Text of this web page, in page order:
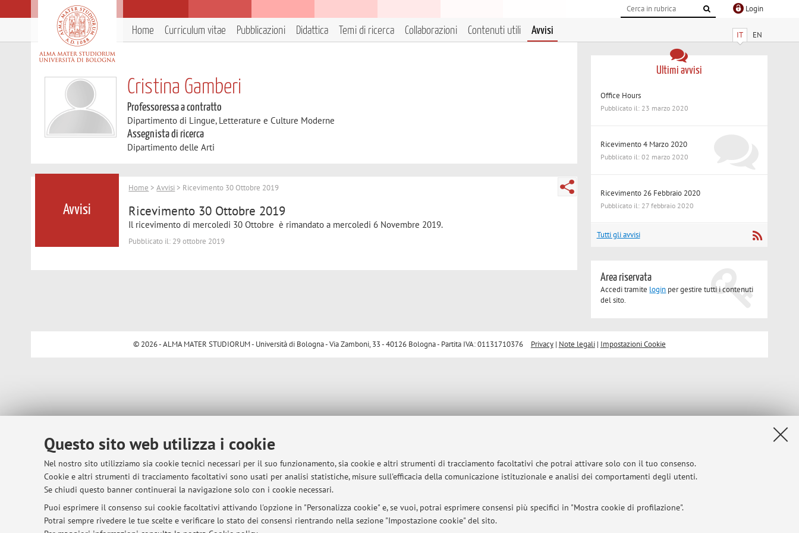
Questo sito web utilizza i cookie
Nel nostro sito utilizziamo sia cookie tecnici necessari per il suo funzionamento, sia cookie e altri strumenti di tracciamento facoltativi che potrai attivare solo con il tuo consenso.
Cookie e altri strumenti di tracciamento facoltativi sono usati per analisi statistiche, misure sull'efficacia della comunicazione istituzionale e analisi dei comportamenti degli utenti.
Se chiudi questo banner continuerai la navigazione solo con i cookie necessari.
Puoi esprimere il consenso sui cookie facoltativi attivando l'opzione in "Personalizza cookie" e, se vuoi, potrai esprimere consensi più specifici in "Mostra cookie di profilazione".
Potrai sempre rivedere le tue scelte e verificare lo stato dei consensi rientrando nella sezione "Impostazione cookie" del sito.
Login
IT EN
Home Curriculum vitae Pubblicazioni Didattica Temi di ricerca Collaborazioni Contenuti utili Avvisi
Cristina Gamberi
Professoressa a contratto
Dipartimento di Lingue, Letterature e Culture Moderne
Assegnista di ricerca
Dipartimento delle Arti
Avvisi
Home >Avvisi > Ricevimento 30 Ottobre 2019
Ricevimento 30 Ottobre 2019
Il ricevimento di mercoledi 30 Ottobre è rimandato a mercoledi 6 Novembre 2019.
Pubblicato il: 29 ottobre 2019
Ultimi avvisi
Office Hours
Pubblicato il: 23 marzo 2020
Ricevimento 4 Marzo 2020
Pubblicato il: 02 marzo 2020
Ricevimento 26 Febbraio 2020
Pubblicato il: 27 febbraio 2020
Tutti gli avvisi
Area riservata
Accedi tramite login per gestire tutti i contenuti
del sito.
© 2026 - ALMA MATER STUDIORUM - Università di Bologna - Via Zamboni, 33 - 40126 Bologna - Partita IVA: 01131710376 Privacy| Note legali| Impostazioni Cookie